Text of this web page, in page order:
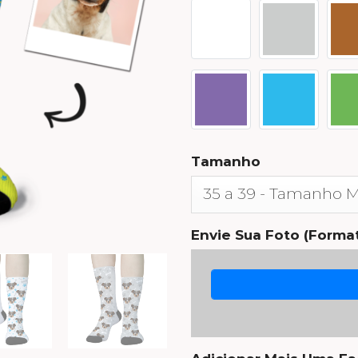
Tamanho
Envie Sua Foto